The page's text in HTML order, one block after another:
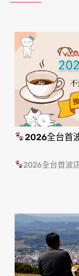
2026全台首
2026全台首波